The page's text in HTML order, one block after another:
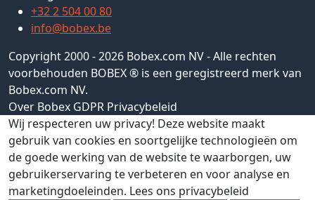
+32 2 504 00 80
info@bobex.be
Copyright 2000 - 2026 Bobex.com NV - Alle rechten
voorbehouden BOBEX ® is een geregistreerd merk van
Bobex.com NV.
Over Bobex GDPR Privacybeleid
Wij respecteren uw privacy! Deze website maakt
gebruik van cookies en soortgelijke technologieën om
de goede werking van de website te waarborgen, uw
gebruikerservaring te verbeteren en voor analyse en
marketingdoeleinden. Lees ons privacybeleid